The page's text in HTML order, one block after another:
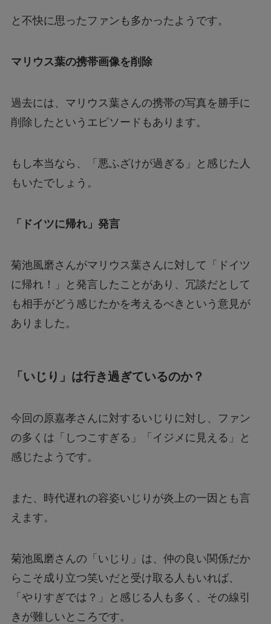
と不快に思ったファンも多かったようです。
マリウス葉の携帯画像を削除
過去には、マリウス葉さんの携帯の写真を勝手に
削除したというエピソードもあります。
もし本当なら、「悪ふざけが過ぎる」と感じた人
もいたでしょう。
「ドイツに帰れ」発言
菊池風磨さんがマリウス葉さんに対して「ドイツ
に帰れ！」と発言したことがあり、冗談だとして
も相手がどう感じたかを考えるべきという意見が
ありました。
「いじり」は行き過ぎているのか？
今回の原嘉孝さんに対するいじりに対し、ファン
の多くは「しつこすぎる」「イジメに見える」と
感じたようです。
また、時代遅れの容姿いじりが炎上の一因とも言
えます。
菊池風磨さんの「いじり」は、仲の良い関係だか
らこそ成り立つ笑いだと受け取る人もいれば、
「やりすぎでは？」と感じる人も多く、その線引
きが難しいところです。